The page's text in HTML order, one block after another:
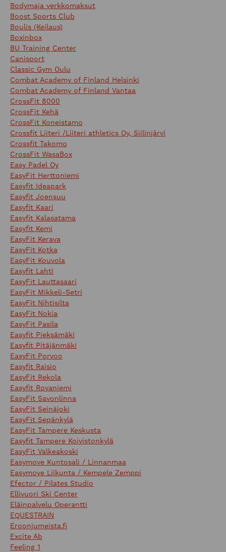
Bodymaja verkkomaksut
Boost Sports Club
Boulis (Keilaus)
Boxinbox
BU Training Center
Canisport
Classic Gym Oulu
Combat Academy of Finland Helsinki
Combat Academy of Finland Vantaa
CrossFit 8000
CrossFit Kehä
CrossFit Koneistamo
Crossfit Liiteri /Liiteri athletics Oy, Siilinjärvi
Crossfit Takomo
CrossFit WasaBox
Easy Padel Oy
EasyFit Herttoniemi
Easyfit Ideapark
Easyfit Joensuu
Easyfit Kaari
Easyfit Kalasatama
Easyfit Kemi
EasyFit Kerava
EasyFit Kotka
EasyFit Kouvola
Easyfit Lahti
EasyFit Lauttasaari
EasyFit Mikkeli-Setri
EasyFit Nihtisilta
EasyFit Nokia
EasyFit Pasila
Easyfit Pieksämäki
Easyfit Pitäjänmäki
EasyFit Porvoo
Easyfit Raisio
EasyFit Rekola
Easyfit Rovaniemi
EasyFit Savonlinna
EasyFit Seinäjoki
EasyFit Sepänkylä
EasyFit Tampere Keskusta
Easyfit Tampere Koivistonkylä
EasyFit Valkeakoski
Easymove Kuntosali / Linnanmaa
Easymove Liikunta / Kempele Zemppi
Efector / Pilates Studio
Ellivuori Ski Center
Eläinpalvelu Operantti
EQUESTRAIN
Eroonjumeista.fi
Excite Ab
Feeling 1